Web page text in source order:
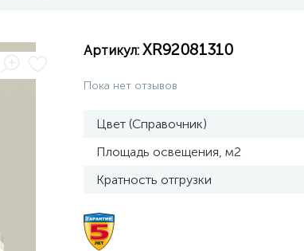
Артикул: XR92081310
Пока нет отзывов
Цвет (Справочник)
Площадь освещения, м2
Кратность отгрузки